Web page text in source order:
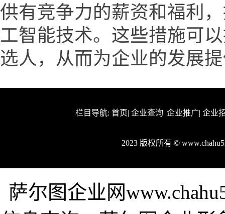
供有竞争力的薪资和福利
工智能技术。这些措施可
选人，从而为企业的发展
栏目导航: 首页| 企业查询| 企业推广| 企业
2023 版权所有 ©
萨尔图企业网